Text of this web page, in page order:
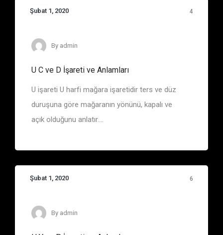
Şubat 1, 2020 4
Define İşaretleri
By admin
U C ve D İşareti ve Anlamları
U işareti U harfi mağara işaretidir ters ve düz
duruşuna göre mağaranın yönünü, kapalı ve
açık olduğunu anlatır....
Şubat 1, 2020 6
By admin